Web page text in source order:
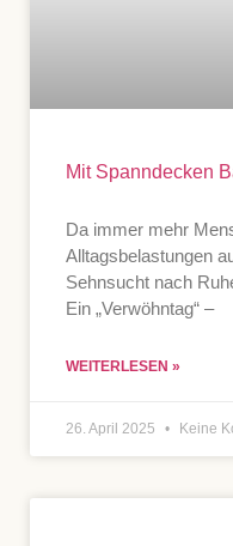
Mit Spanndecken
Da immer mehr
Alltagsbelastungen
Sehnsucht nach
Ein „Verwöhntag“ –
WEITERLESEN »
26. April 2025 Keine